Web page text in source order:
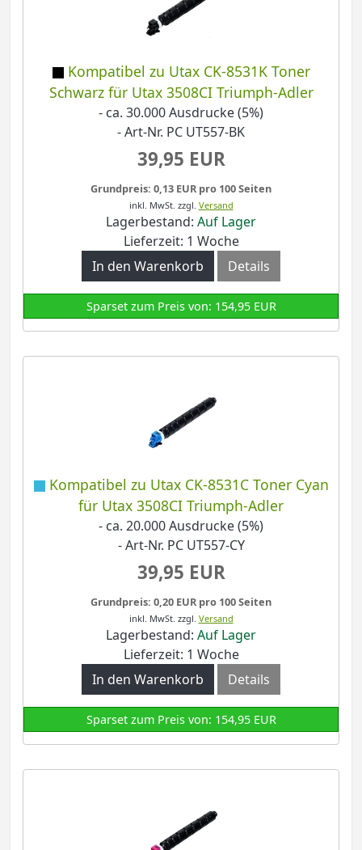
Kompatibel zu Utax CK-8531K Toner
Schwarz für Utax 3508CI Triumph-Adler
- ca. 30.000 Ausdrucke (5%)
- Art-Nr. PC UT557-BK
39,95 EUR
Grundpreis: 0,13 EUR pro 100 Seiten
inkl. MwSt. zzgl. Versand
Lagerbestand: Auf Lager
Lieferzeit: 1 Woche
In den Warenkorb
Details
Sparset zum Preis von: 154,95 EUR
Kompatibel zu Utax CK-8531C Toner Cyan
für Utax 3508CI Triumph-Adler
- ca. 20.000 Ausdrucke (5%)
- Art-Nr. PC UT557-CY
39,95 EUR
Grundpreis: 0,20 EUR pro 100 Seiten
inkl. MwSt. zzgl. Versand
Lagerbestand: Auf Lager
Lieferzeit: 1 Woche
In den Warenkorb
Details
Sparset zum Preis von: 154,95 EUR